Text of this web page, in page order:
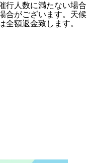
行人数に満たない場合
合がございます。天候
額返金致します。